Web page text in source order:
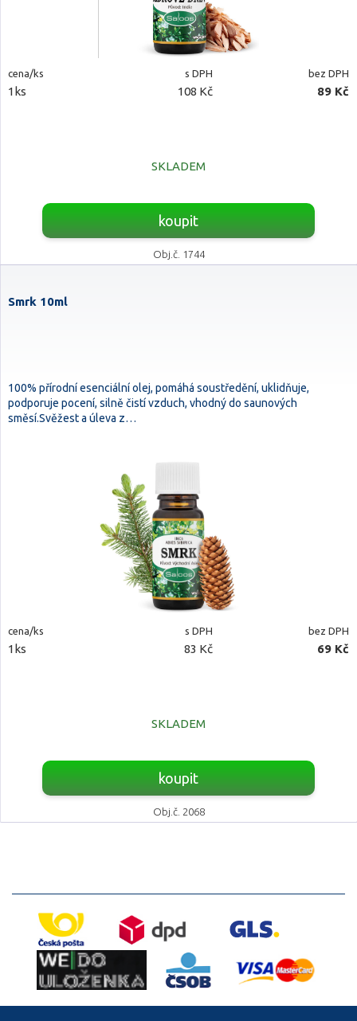
cena/ks s DPH bez DPH
1ks 108 Kč 89 Kč
SKLADEM
koupit
Obj.č. 1744
Smrk 10ml
100% přírodní esenciální olej, pomáhá soustředění, uklidňuje,
podporuje pocení, silně čistí vzduch, vhodný do saunových
směsí.Svěžest a úleva z…
cena/ks s DPH bez DPH
1ks 83 Kč 69 Kč
SKLADEM
koupit
Obj.č. 2068